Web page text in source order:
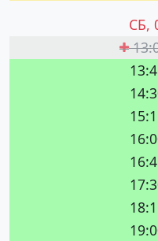
СБ,